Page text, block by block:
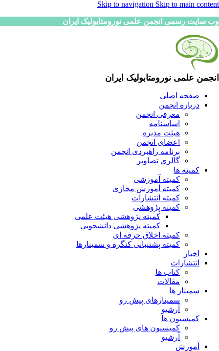
Skip to navigation Skip to main content
وب سایت رسمی انجمن علمی نورومتابولیک ایران
انجمن علمی نورومتابولیک ایران
صفحه اصلی
درباره انجمن
معرفی انجمن
اساسنامه
هیئت مدیره
اعضای انجمن
برنامه راهبردی انجمن
گالری تصاویر
کمیته ها
کمیته آموزشی
کمیته آموزش مجازی
کمیته انتشارات
کمیته پژوهشی
کمیته پژوهشی هیئت علمی
کمیته پژوهشی دانشجویی
کمیته اخلاق حرفه ای
کمیته پشتیبانی کنگره و سمینارها
اخبار
انتشارات
کتاب ها
مقالات
سمینار ها
سمینارهای پیش رو
آرشیو
کمیسیون ها
کمیسیون های پیش رو
آرشیو
آموزش